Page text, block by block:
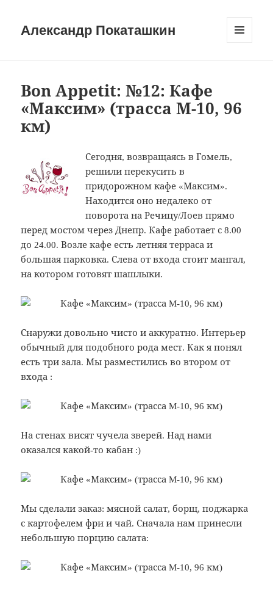
Александр Покаташкин
Bon Appetit: №12: Кафе
«Максим» (трасса M-10, 96
км)
Сегодня, возвращаясь в Гомель,
решили перекусить в
придорожном кафе «Максим».
Находится оно недалеко от
поворота на Речицу/Лоев прямо
перед мостом через Днепр. Кафе работает с 8.00
до 24.00. Возле кафе есть летняя терраса и
большая парковка. Слева от входа стоит мангал,
на котором готовят шашлыки.
Снаружи довольно чисто и аккуратно. Интерьер
обычный для подобного рода мест. Как я понял
есть три зала. Мы разместились во втором от
входа :
На стенах висят чучела зверей. Над нами
оказался какой-то кабан :)
Мы сделали заказ: мясной салат, борщ, поджарка
с картофелем фри и чай. Сначала нам принесли
небольшую порцию салата: